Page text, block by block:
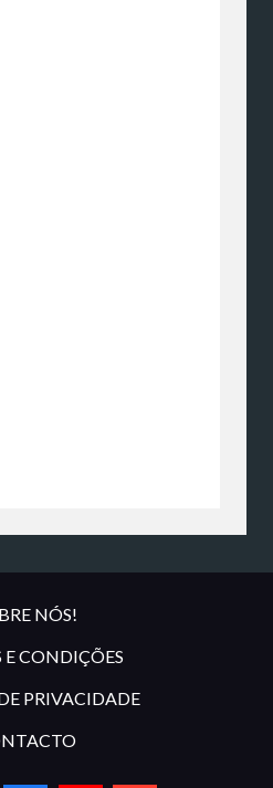
NÓS!
E CONDIÇÕES
PRIVACIDADE